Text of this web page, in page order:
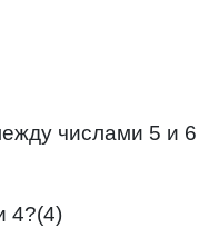
числами 5 и 6
4?(4)